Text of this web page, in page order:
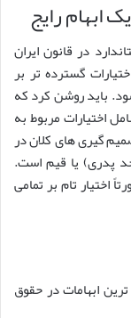
ابهام رایج
در قانون ایران
گسترده تر بر
باید روشن کرد که
اختیارات مربوط به
گیری های کلان در
پدری) یا قیم است.
اختیار تام بر تمامی
ابهامات در حقوق